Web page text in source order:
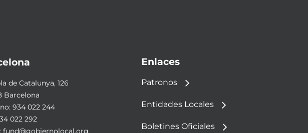
de Catalunya, 126
Barcelona
934 022 244
022 292
fund@gobiernolocal.org
Enlaces
Patronos
Entidades Locales
Boletines Oficiales